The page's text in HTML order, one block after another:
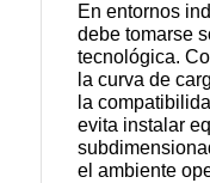
En entornos
debe tomarse
tecnológica.
la curva de
la
evita instalar
el ambiente